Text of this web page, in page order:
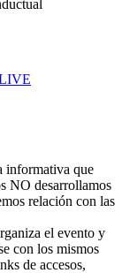
informativa que
NO desarrollamos
relación con las
el evento y
con los mismos
de accesos,